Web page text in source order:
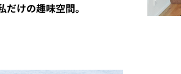
けの趣味空間。